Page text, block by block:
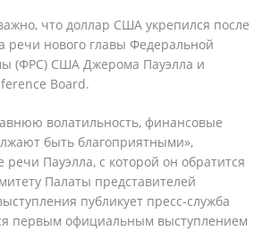
что доллар США укрепился после
речи нового главы Федеральной
(ФРС) США Джерома Пауэлла и
Board.
волатильность, финансовые
быть благоприятными»,
речи Пауэлла, с которой он обратится
Палаты представителей
публикует пресс-служба
первым официальным выступлением